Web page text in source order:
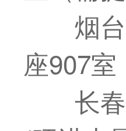
烟
座907
长